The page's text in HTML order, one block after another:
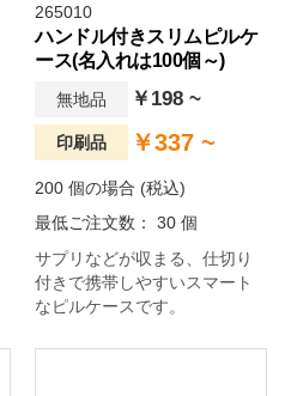
265010
ハンドル付きスリムピルケ
ース(名入れは100個～)
無地品 ￥198 ~
印刷品 ￥337 ~
200 個の場合 (税込)
最低ご注文数： 30 個
サプリなどが収まる、仕切り
付きで携帯しやすいスマート
なピルケースです。